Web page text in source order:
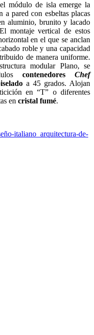
módulo de isla emerge la
a pared con esbeltas placas
aluminio, brunito y lacado
montaje vertical de estos
en el que se anclan
roble y una capacidad
de manera uniforme.
modular Plano, se
contenedores Chef
a 45 grados. Alojan
en “T” o diferentes
en cristal fumé.